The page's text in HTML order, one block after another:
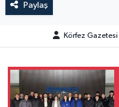
Paylaş
Körfez Gazetesi